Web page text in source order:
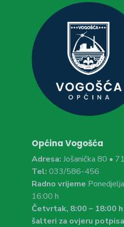
Općina Vogošća
Adresa: Jošanička 80 •
Tel: 033/586-456
Radno vrijeme
16:00 h
Četvrtak, 8:00 – 18:00
šalteri za ovjeru